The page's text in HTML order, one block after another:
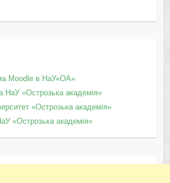
Moodle в НаУ«ОА»
НаУ «Острозька академія»
«Острозька академія»
«Острозька академія»